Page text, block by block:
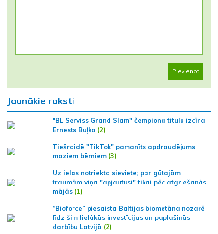
Pievienot
Jaunākie raksti
"BL Serviss Grand Slam" čempiona titulu izcīna
Ernests Buļko (2)
Tiešraidē "TikTok" pamanīts apdraudējums
maziem bērniem (3)
Uz ielas notriekta sieviete; par gūtajām
traumām viņa "apjautusi" tikai pēc atgriešanās
mājās (1)
“Bioforce” piesaista Baltijas biometāna nozarē
līdz šim lielākās investīcijas un paplašinās
darbību Latvijā (2)